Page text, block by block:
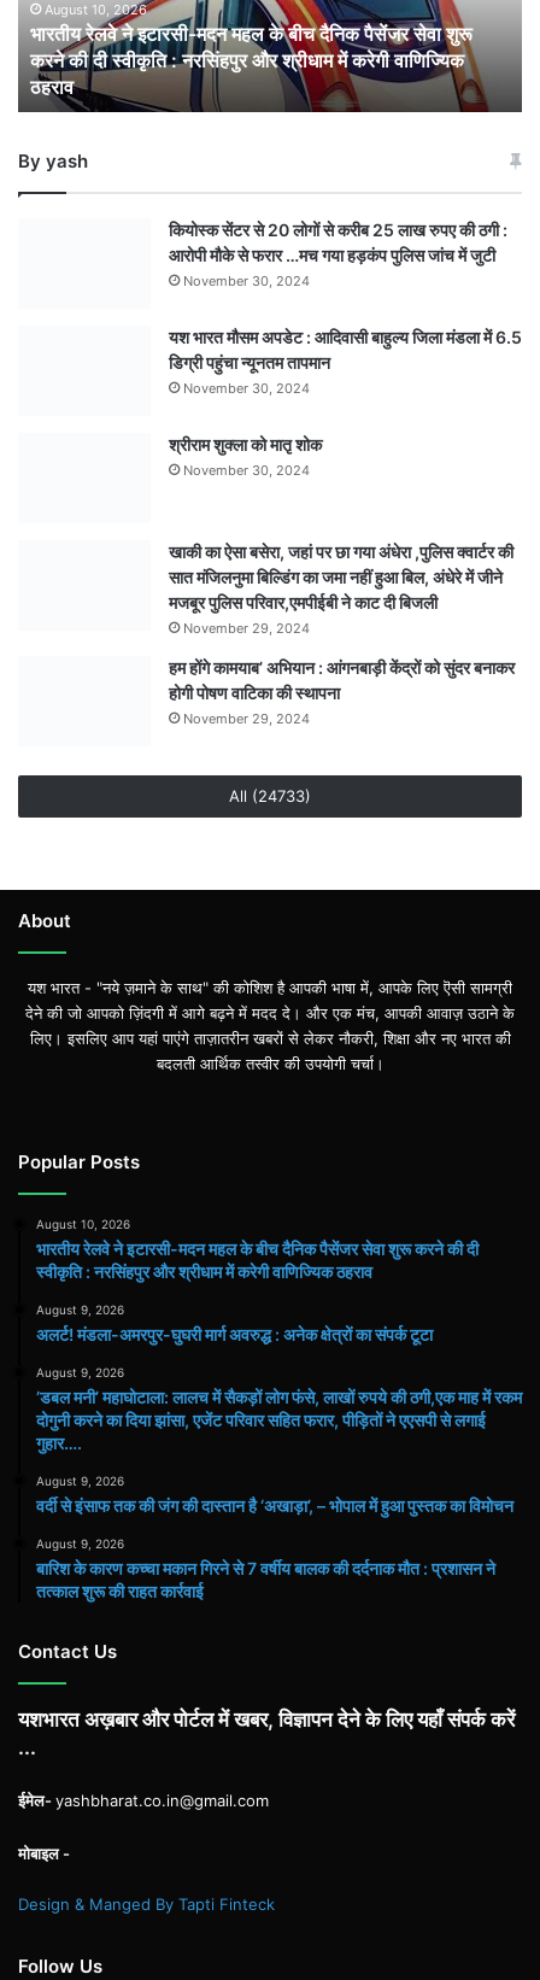
बीच
दैनिक
पैसेंजर
सेवा
करने
की
August 10, 2026
भारतीय रेलवे ने इटारसी-मदन महल के बीच दैनिक पैसेंजर सेवा शुरू
करने की दी स्वीकृति : नरसिंहपुर और श्रीधाम में करेगी वाणिज्यिक
ठहराव
By yash
कियोस्क सेंटर से 20 लोगों से करीब 25 लाख रुपए की ठगी :
आरोपी मौके से फरार …मच गया हड़कंप पुलिस जांच में जुटी
November 30, 2024
यश भारत मौसम अपडेट : आदिवासी बाहुल्य जिला मंडला में 6.5
डिग्री पहुंचा न्यूनतम तापमान
November 30, 2024
श्रीराम शुक्ला को मातृ शोक
November 30, 2024
खाकी का ऐसा बसेरा, जहां पर छा गया अंधेरा ,पुलिस क्वार्टर की
सात मंजिलनुमा बिल्डिंग का जमा नहीं हुआ बिल, अंधेरे में जीने
मजबूर पुलिस परिवार,एमपीईबी ने काट दी बिजली
November 29, 2024
हम होंगे कामयाब’ अभियान : आंगनबाड़ी केंद्रों को सुंदर बनाकर
होगी पोषण वाटिका की स्थापना
November 29, 2024
All (24733)
About
यश भारत - "नये ज़माने के साथ" की कोशिश है आपकी भाषा में, आपके लिए ऎसी सामग्री
देने की जो आपको ज़िंदगी में आगे बढ़ने में मदद दे। और एक मंच, आपकी आवाज़ उठाने के
लिए। इसलिए आप यहां पाएंगे ताज़ातरीन खबरों से लेकर नौकरी, शिक्षा और नए भारत की
बदलती आर्थिक तस्वीर की उपयोगी चर्चा।
Popular Posts
August 10, 2026
भारतीय रेलवे ने इटारसी-मदन महल के बीच दैनिक पैसेंजर सेवा शुरू करने की दी
स्वीकृति : नरसिंहपुर और श्रीधाम में करेगी वाणिज्यिक ठहराव
August 9, 2026
अलर्ट! मंडला-अमरपुर-घुघरी मार्ग अवरुद्ध : अनेक क्षेत्रों का संपर्क टूटा
August 9, 2026
​’डबल मनी’ महाघोटाला: लालच में सैकड़ों लोग फंसे, लाखों रुपये की ठगी,एक माह में रकम
दोगुनी करने का दिया झांसा, एजेंट परिवार सहित फरार, पीड़ितों ने एएसपी से लगाई
गुहार….
August 9, 2026
वर्दी से इंसाफ तक की जंग की दास्तान है ‘अखाड़ा’, – भोपाल में हुआ पुस्तक का विमोचन
August 9, 2026
बारिश के कारण कच्चा मकान गिरने से 7 वर्षीय बालक की दर्दनाक मौत : प्रशासन ने
तत्काल शुरू की राहत कार्रवाई
Contact Us
यशभारत अख़बार और पोर्टल में खबर, विज्ञापन देने के लिए यहाँ संपर्क करें
...
ईमेल-yashbharat.co.in@gmail.com
मोबाइल -
Design & Manged By Tapti Finteck
Follow Us